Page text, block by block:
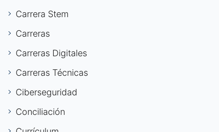
Carrera Stem
Carreras
Carreras Digitales
Carreras Técnicas
Ciberseguridad
Conciliación